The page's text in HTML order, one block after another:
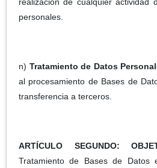
personales.
n) Tratamiento de Datos
al procesamiento de Bases de
transferencia a terceros.
ARTÍCULO SEGUNDO:
Tratamiento de Bases de Datos